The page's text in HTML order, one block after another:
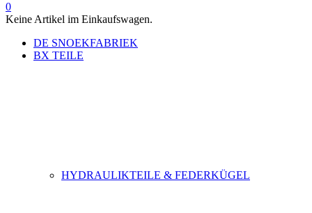
0
Keine Artikel im Einkaufswagen.
DE SNOEKFABRIEK
BX TEILE
HYDRAULIKTEILE & FEDERKÜGEL